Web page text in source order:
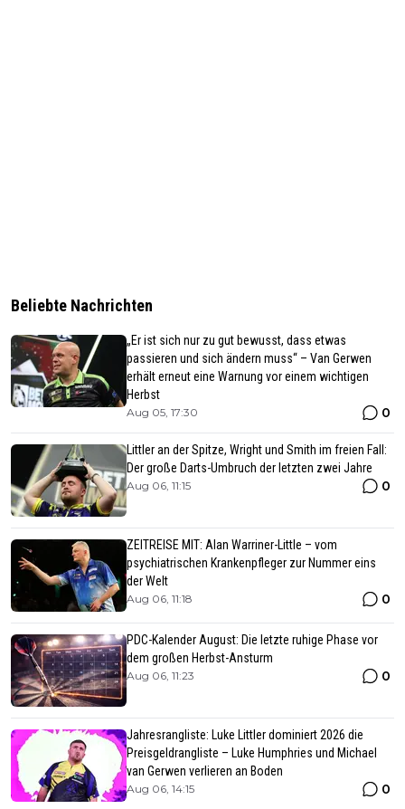
Beliebte Nachrichten
„Er ist sich nur zu gut bewusst, dass etwas
passieren und sich ändern muss“ – Van Gerwen
erhält erneut eine Warnung vor einem wichtigen
Herbst
Aug 05, 17:30 0
Littler an der Spitze, Wright und Smith im freien Fall:
Der große Darts-Umbruch der letzten zwei Jahre
Aug 06, 11:15 0
ZEITREISE MIT: Alan Warriner-Little – vom
psychiatrischen Krankenpfleger zur Nummer eins
der Welt
Aug 06, 11:18 0
PDC-Kalender August: Die letzte ruhige Phase vor
dem großen Herbst-Ansturm
Aug 06, 11:23 0
Jahresrangliste: Luke Littler dominiert 2026 die
Preisgeldrangliste – Luke Humphries und Michael
van Gerwen verlieren an Boden
Aug 06, 14:15 0